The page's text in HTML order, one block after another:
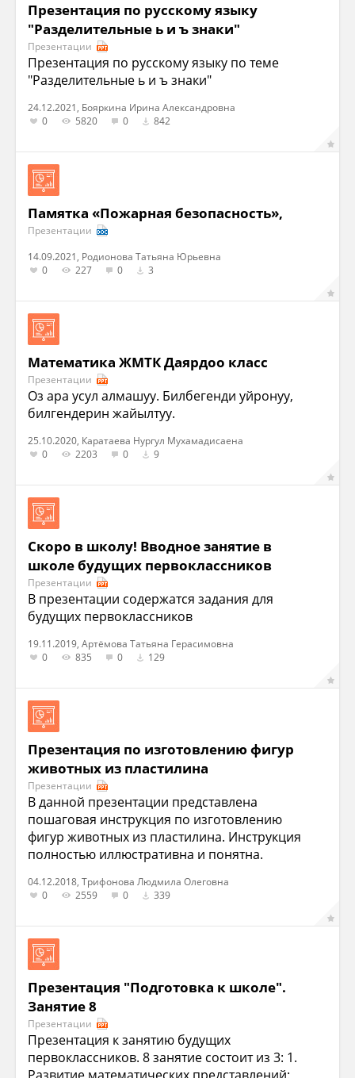
Презентация по русскому языку
"Разделительные ь и ъ знаки"
Презентации
Презентация по русскому языку по теме
"Разделительные ь и ъ знаки"
24.12.2021, Бояркина Ирина Александровна
0
5820 0 842
Памятка «Пожарная безопасность»,
Презентации
14.09.2021, Родионова Татьяна Юрьевна
0
227 0 3
Математика ЖМТК Даярдоо класс
Презентации
Оз ара усул алмашуу. Билбегенди уйронуу,
билгендерин жайылтуу.
25.10.2020, Каратаева Нургул Мухамадисаена
0
2203 0 9
Скоро в школу! Вводное занятие в
школе будущих первоклассников
Презентации
В презентации содержатся задания для
будущих первоклассников
19.11.2019, Артёмова Татьяна Герасимовна
0
835 0 129
Презентация по изготовлению фигур
животных из пластилина
Презентации
В данной презентации представлена
пошаговая инструкция по изготовлению
фигур животных из пластилина. Инструкция
полностью иллюстративна и понятна.
04.12.2018, Трифонова Людмила Олеговна
0
2559 0 339
Презентация "Подготовка к школе".
Занятие 8
Презентации
Презентация к занятию будущих
первоклассников. 8 занятие состоит из 3: 1.